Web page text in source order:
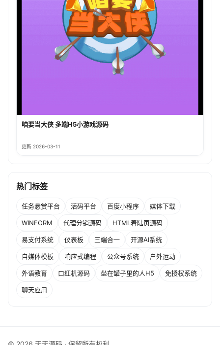
咱要当大侠 多端H5小游戏源码
更新 2026-03-11
热门标签
任务悬赏平台 活码平台 百度小程序 媒体下载
WINFORM 代理分销源码 HTML着陆页源码
易支付系统 仪表板 三端合一 开源AI系统
自媒体模板 响应式编程 公众号系统 户外运动
外语教育 口红机源码 坐在罐子里的人H5 免授权系统
聊天应用